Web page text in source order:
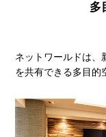
多
ネットワールドは、
を共有できる多目的